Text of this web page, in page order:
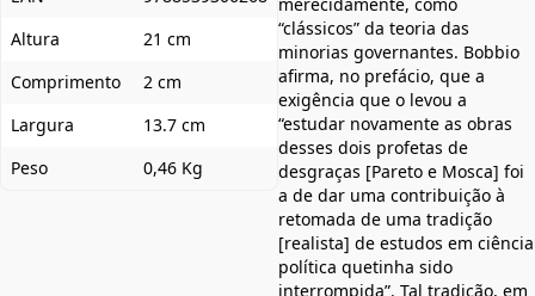
Altura
21 cm
Comprimento
2 cm
Largura
13.7 cm
Peso
0,46 Kg
“clássicos” da teoria das
minorias governantes. Bobbio
afirma, no prefácio, que a
exigência que o levou a
“estudar novamente as obras
desses dois profetas de
desgraças [Pareto e Mosca] foi
a de dar uma contribuição à
retomada de uma tradição
[realista] de estudos em ciência
política quetinha sido
interrompida”. Tal tradição, em